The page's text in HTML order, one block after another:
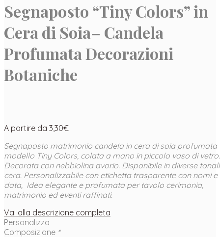
Segnaposto “Tiny Colors” in
Cera di Soia– Candela
Profumata Decorazioni
Botaniche
A partire da 3,30€
Segnaposto matrimonio candela in cera di soia profumata
modello Tiny Colors, colata a mano in piccolo vaso di vetro.
Decorata con nebbiolina avorio. Disponibile in diverse
cera. Personalizzabile con etichetta trasparente con nomi e
data, Idea elegante e profumata per tavolo cerimonia,
matrimonio ed eventi raffinati.
Vai alla descrizione completa
Personalizza
Composizione *